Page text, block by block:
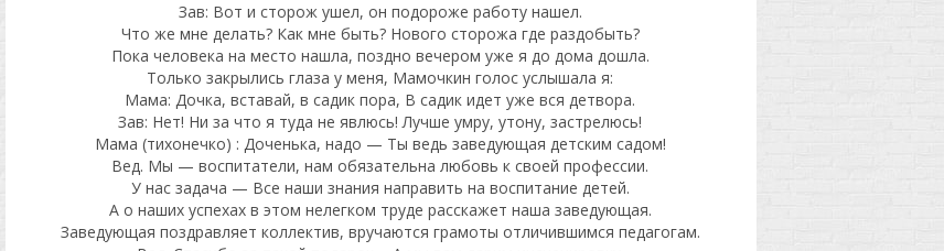
Зав: Вот и сторож ушел, он подороже работу нашел.
Что же мне делать? Как мне быть? Нового сторожа где раздобыть?
Пока человека на место нашла, поздно вечером уже я до дома дошла.
Только закрылись глаза у меня, Мамочкин голос услышала я:
Мама: Дочка, вставай, в садик пора, В садик идет уже вся детвора.
Зав: Нет! Ни за что я туда не явлюсь! Лучше умру, утону, застрелюсь!
Мама (тихонечко) : Доченька, надо — Ты ведь заведующая детским садом!
Вед. Мы — воспитатели, нам обязательна любовь к своей профессии.
У нас задача — Все наши знания направить на воспитание детей.
А о наших успехах в этом нелегком труде расскажет наша заведующая.
Заведующая поздравляет коллектив, вручаются грамоты отличившимся педагогам.